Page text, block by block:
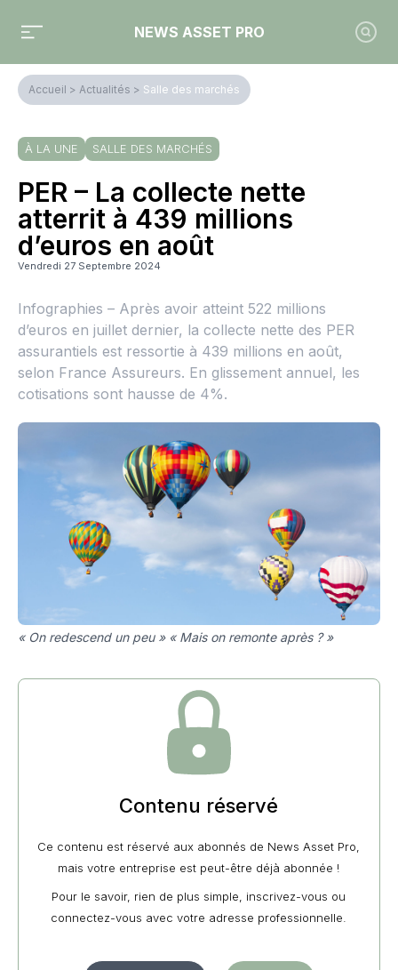
NEWS ASSET PRO
Accueil > Actualités > Salle des marchés
À LA UNE SALLE DES MARCHÉS
PER – La collecte nette
atterrit à 439 millions
d’euros en août
Vendredi 27 Septembre 2024
Infographies – Après avoir atteint 522 millions
d’euros en juillet dernier, la collecte nette des PER
assurantiels est ressortie à 439 millions en août,
selon France Assureurs. En glissement annuel, les
cotisations sont hausse de 4%.
« On redescend un peu » « Mais on remonte après ? »
Contenu réservé
Ce contenu est réservé aux abonnés de News Asset Pro,
mais votre entreprise est peut-être déjà abonnée !
Pour le savoir, rien de plus simple, inscrivez-vous ou
connectez-vous avec votre adresse professionnelle.